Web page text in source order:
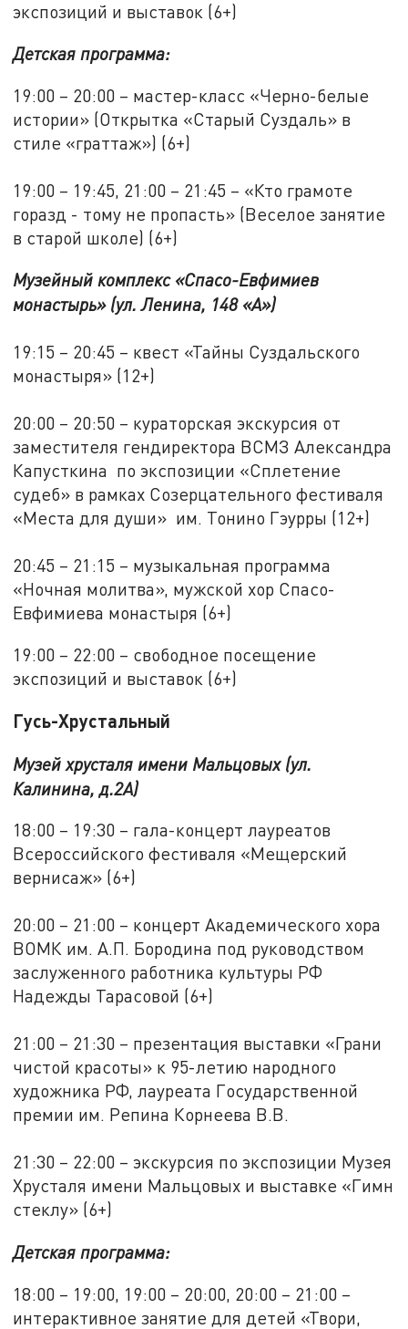
экспозиций и выставок (6+)
Детская программа:
19:00 – 20:00 – мастер-класс «Черно-белые
истории» (Открытка «Старый Суздаль» в
стиле «граттаж») (6+)
19:00 – 19:45, 21:00 – 21:45 – «Кто грамоте
горазд - тому не пропасть» (Веселое занятие
в старой школе) (6+)
Музейный комплекс «Спасо-Евфимиев
монастырь» (ул. Ленина, 148 «А»)
19:15 – 20:45 – квест «Тайны Суздальского
монастыря» (12+)
20:00 – 20:50 – кураторская экскурсия от
заместителя гендиректора ВСМЗ Александра
Капусткина по экспозиции «Сплетение
судеб» в рамках Созерцательного фестиваля
«Места для души» им. Тонино Гэурры (12+)
20:45 – 21:15 – музыкальная программа
«Ночная молитва», мужской хор Спасо-
Евфимиева монастыря (6+)
19:00 – 22:00 – свободное посещение
экспозиций и выставок (6+)
Гусь-Хрустальный
Музей хрусталя имени Мальцовых (ул.
Калинина, д.2А)
18:00 – 19:30 – гала-концерт лауреатов
Всероссийского фестиваля «Мещерский
вернисаж» (6+)
20:00 – 21:00 – концерт Академического хора
ВОМК им. А.П. Бородина под руководством
заслуженного работника культуры РФ
Надежды Тарасовой (6+)
21:00 – 21:30 – презентация выставки «Грани
чистой красоты» к 95-летию народного
художника РФ, лауреата Государственной
премии им. Репина Корнеева В.В.
21:30 – 22:00 – экскурсия по экспозиции Музея
Хрусталя имени Мальцовых и выставке «Гимн
стеклу» (6+)
Детская программа:
18:00 – 19:00, 19:00 – 20:00, 20:00 – 21:00 –
интерактивное занятие для детей «Твори,